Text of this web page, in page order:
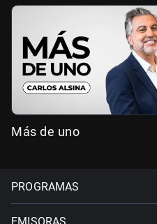
Más de uno
PROGRAMAS